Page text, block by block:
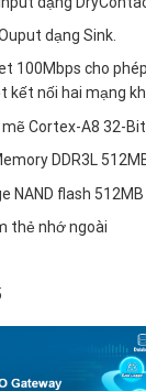
dạng Sink.
100Mbps cho
kết nối hai mạng
Cortex-A8 32-Bit
DDR3L
NAND flash 512MB
thẻ nhớ ngoài